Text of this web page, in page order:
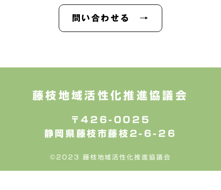
問い合わせる →
藤枝地域活性化推進協議会
〒426-0025
静岡県藤枝市藤枝2-6-26
©2023 藤枝地域活性化推進協議会